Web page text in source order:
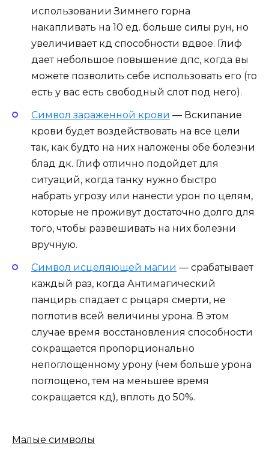
использовании Зимнего горна
накапливать на 10 ед. больше силы рун, но
увеличивает кд способности вдвое. Глиф
дает небольшое повышение дпс, когда вы
можете позволить себе использовать его (то
есть у вас есть свободный слот под него).
Символ зараженной крови — Вскипание
крови будет воздействовать на все цели
так, как будто на них наложены обе болезни
блад дк. Глиф отлично подойдет для
ситуаций, когда танку нужно быстро
набрать угрозу или нанести урон по целям,
которые не проживут достаточно долго для
того, чтобы развешивать на них болезни
вручную.
Символ исцеляющей магии — срабатывает
каждый раз, когда Антимагический
панцирь спадает с рыцаря смерти, не
поглотив всей величины урона. В этом
случае время восстановления способности
сокращается пропорционально
непоглощенному урону (чем больше урона
поглощено, тем на меньшее время
сокращается кд), вплоть до 50%.
Малые символы